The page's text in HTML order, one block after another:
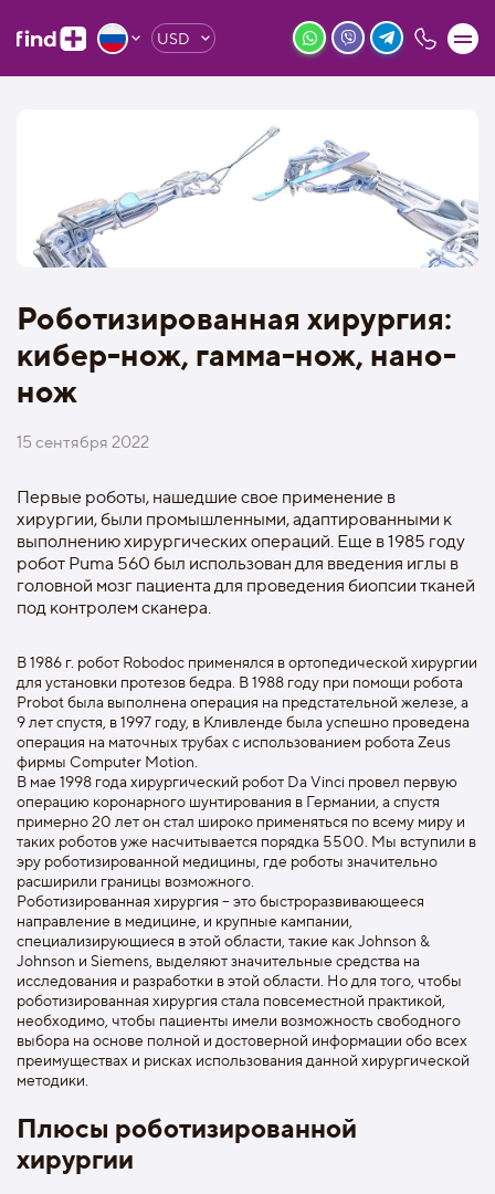
USD
Роботизированная хирургия:
кибер-нож, гамма-нож, нано-
нож
15 сентября 2022
Первые роботы, нашедшие свое применение в
хирургии, были промышленными, адаптированными к
выполнению хирургических операций. Еще в 1985 году
робот Puma 560 был использован для введения иглы в
головной мозг пациента для проведения биопсии тканей
под контролем сканера.
В 1986 г. робот Robodoc применялся в ортопедической хирургии
для установки протезов бедра. В 1988 году при помощи робота
Probot была выполнена операция на предстательной железе, а
9 лет спустя, в 1997 году, в Кливленде была успешно проведена
операция на маточных трубах с использованием робота Zeus
фирмы Computer Motion.
В мае 1998 года хирургический робот Da Vinci провел первую
операцию коронарного шунтирования в Германии, а спустя
примерно 20 лет он стал широко применяться по всему миру и
таких роботов уже насчитывается порядка 5500. Мы вступили в
эру роботизированной медицины, где роботы значительно
расширили границы возможного.
Роботизированная хирургия – это быстроразвивающееся
направление в медицине, и крупные кампании,
специализирующиеся в этой области, такие как Johnson &
Johnson и Siemens, выделяют значительные средства на
исследования и разработки в этой области. Но для того, чтобы
роботизированная хирургия стала повсеместной практикой,
необходимо, чтобы пациенты имели возможность свободного
выбора на основе полной и достоверной информации обо всех
преимуществах и рисках использования данной хирургической
методики.
Плюсы роботизированной
хирургии